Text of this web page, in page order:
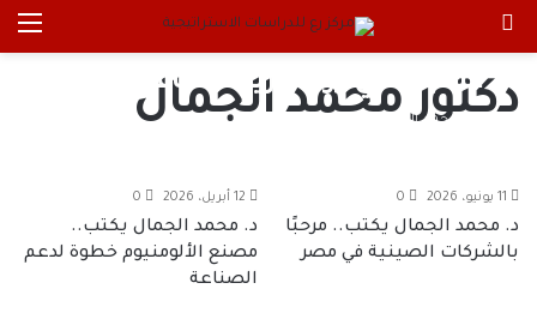
دكتور محمد الجمال
دكتور محمد الجمال يكتب.. شق
الثعبان في رؤية وزير الصناعة
د. محمد الجمال
11 يونيو، 2026 0
د. محمد الجمال يكتب.. مرحبًا
بالشركات الصينية في مصر
12 أبريل، 2026 0
د. محمد الجمال يكتب..
مصنع الألومنيوم خطوة لدعم
الصناعة